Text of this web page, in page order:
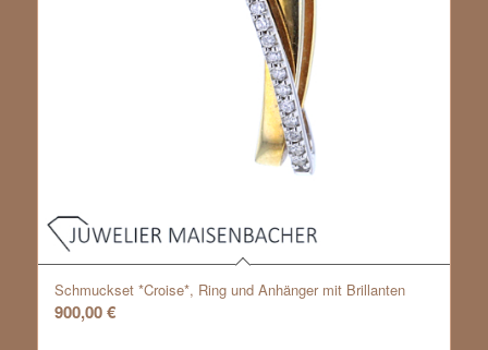
Schmuckset *Croise*, Ring und Anhänger mit Brillanten
900,00€